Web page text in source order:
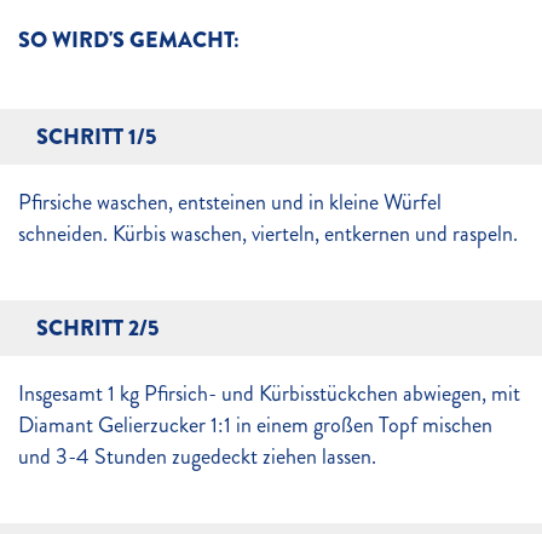
SO WIRD'S GEMACHT:
SCHRITT 1/5
Pfirsiche waschen, entsteinen und in kleine Würfel
schneiden. Kürbis waschen, vierteln, entkernen und raspeln.
SCHRITT 2/5
Insgesamt 1 kg Pfirsich- und Kürbisstückchen abwiegen, mit
Diamant Gelierzucker 1:1 in einem großen Topf mischen
und 3-4 Stunden zugedeckt ziehen lassen.